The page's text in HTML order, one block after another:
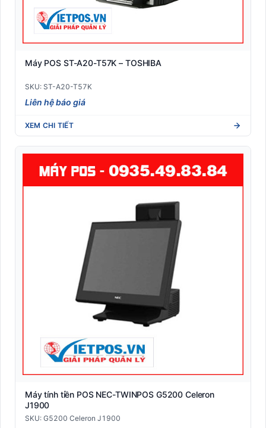
Máy POS ST-A20-T57K – TOSHIBA
SKU: ST-A20-T57K
Liên hệ báo giá
XEM CHI TIẾT
Máy tính tiền POS NEC-TWINPOS G5200 Celeron
J1900
SKU: G5200 Celeron J1900